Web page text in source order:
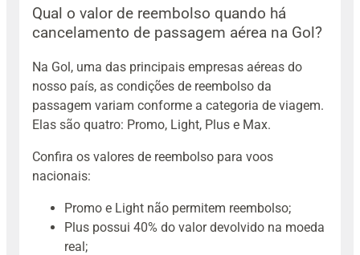
Qual o valor de reembolso quando há
cancelamento de passagem aérea na Gol?
Na Gol, uma das principais empresas aéreas do
nosso país, as condições de reembolso da
passagem variam conforme a categoria de viagem.
Elas são quatro: Promo, Light, Plus e Max.
Confira os valores de reembolso para voos
nacionais:
Promo e Light não permitem reembolso;
Plus possui 40% do valor devolvido na moeda
real;